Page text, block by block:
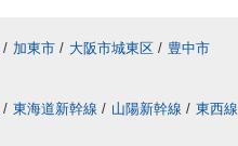
/ 加東市 / 大阪市城東区 / 豊中市
/ 東海道新幹線 / 山陽新幹線 / 東西線